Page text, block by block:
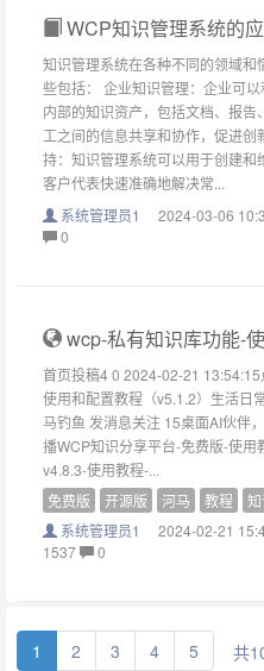
WCP知识管理系统的
知识管理系统在各种不同的领域
些包括： 企业知识管理：企业可
内部的知识资产，包括文档、报
工之间的信息共享和协作，促进
持：知识管理系统可以用于创建
客户代表快速准确地解决常...
系统管理员1
2024-03-06
0
wcp-私有知识库功能-
首页投稿4 0 2024-02-21
使用和配置教程（v5.1.2）生活日
马钓鱼 发消息关注 15桌面AI伙伴
播WCP知识分享平台-免费版-使
v4.8.3-使用教程-...
免费版
开源版 河马 教程
系统管理员1
2024-02-21
1537
0
1 2 3 4 5 共